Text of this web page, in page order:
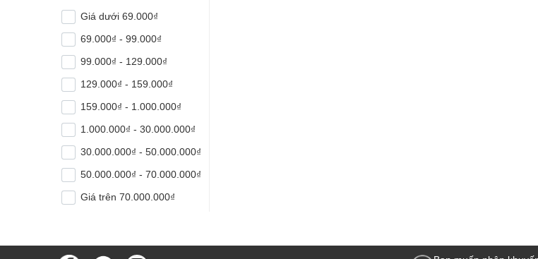
Giá dưới 69.000₫
69.000₫ - 99.000₫
99.000₫ - 129.000₫
129.000₫ - 159.000₫
159.000₫ - 1.000.000₫
1.000.000₫ - 30.000.000₫
30.000.000₫ - 50.000.000₫
50.000.000₫ - 70.000.000₫
Giá trên 70.000.000₫